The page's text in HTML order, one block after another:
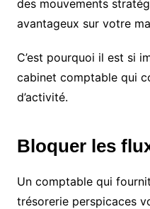
des mouvements
avantageux sur votre
C’est pourquoi il est si
cabinet comptable qui
d’activité.
Bloquer les
Un comptable qui
trésorerie perspicaces